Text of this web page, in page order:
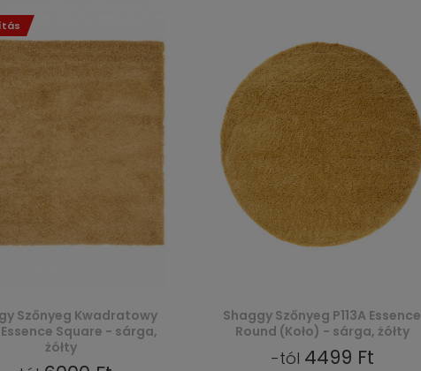
Szőnyeg Kwadratowy
Essence Square - sárga,
żółty
Shaggy Szőnyeg P113A Essence
Round (Koło) - sárga, żółty
-tól 4499 Ft